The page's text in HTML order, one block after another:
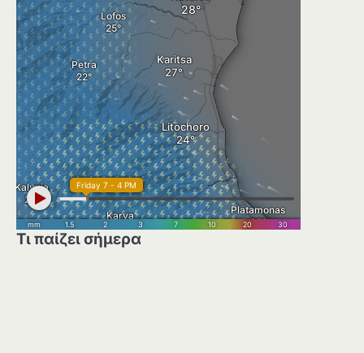
Τι παίζει σήμερα